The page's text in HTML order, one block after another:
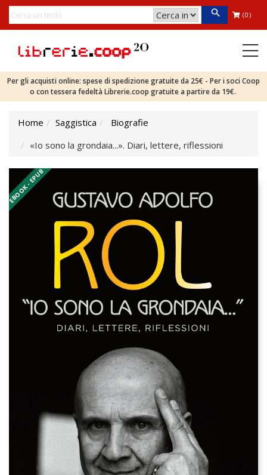
(0)
Per gli acquisti online: spese di spedizione gratuite da 25€ - Per i soci Coop
o con tessera fedeltà Librerie.coop gratuite a partire da 19€.
Home Saggistica
Biografie
«Io sono la grondaia...». Diari, lettere, riflessioni
EBOOK - EPUB